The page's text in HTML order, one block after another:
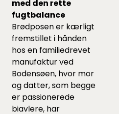
med den rette
fugtbalance
Brødposen er kærligt
fremstillet i hånden
hos en familiedrevet
manufaktur ved
Bodensøen, hvor mor
og datter, som begge
er passionerede
biavlere, har